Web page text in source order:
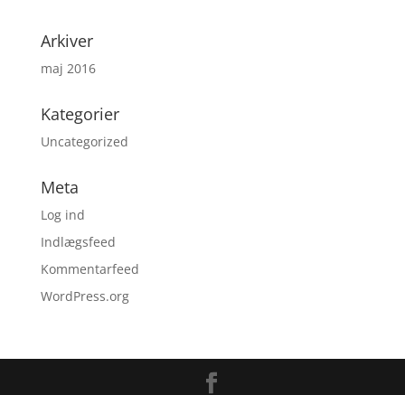
Arkiver
maj 2016
Kategorier
Uncategorized
Meta
Log ind
Indlægsfeed
Kommentarfeed
WordPress.org